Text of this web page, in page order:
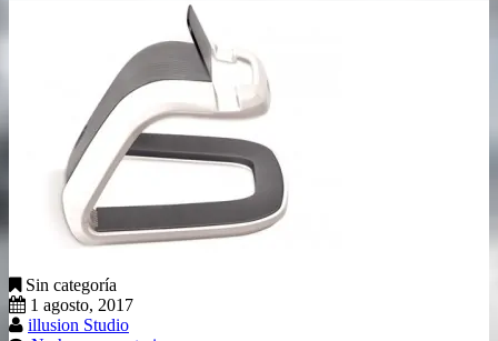
Sin categoría
1 agosto, 2017
illusion Studio